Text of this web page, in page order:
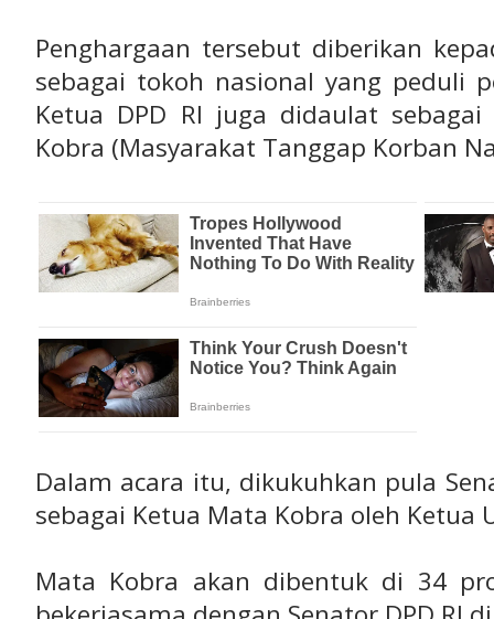
Penghargaan tersebut diberikan
sebagai tokoh nasional yang peduli
Ketua DPD RI juga didaulat
Kobra (Masyarakat Tanggap Korban
Dalam acara itu, dikukuhkan pula
sebagai Ketua Mata Kobra oleh Ketua
Mata Kobra akan dibentuk di 34